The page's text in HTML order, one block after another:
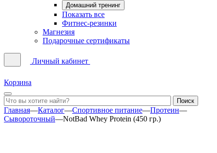
Домашний тренинг
Показать все
Фитнес-резинки
Магнезия
Подарочные сертификаты
Личный кабинет
Корзина
Главная—Каталог—Спортивное питание—Протеин—
Сывороточный—NotBad Whey Protein (450 гр.)